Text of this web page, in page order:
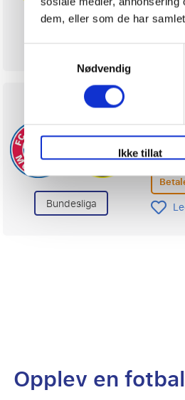
dem, eller som de har
Nødvendig
Ikke tillat
Bundesliga
Bundesliga
31
Opplev en